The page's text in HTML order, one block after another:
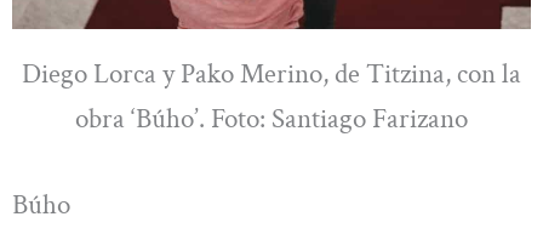
Diego Lorca y Pako Merino, de Titzina, con la
obra ‘Búho’. Foto: Santiago Farizano
Búho